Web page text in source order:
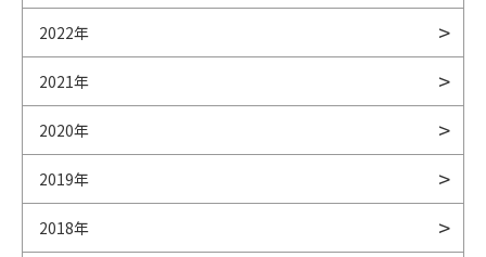
2022年
2021年
2020年
2019年
2018年